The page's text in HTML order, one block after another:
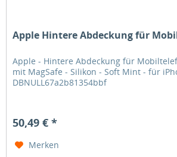
Apple Hintere Abdeckung für
Apple - Hintere Abdeckung für
mit MagSafe - Silikon - Soft Mint - für
DBNULL67a2b81354bbf
50,49 € *
Merken